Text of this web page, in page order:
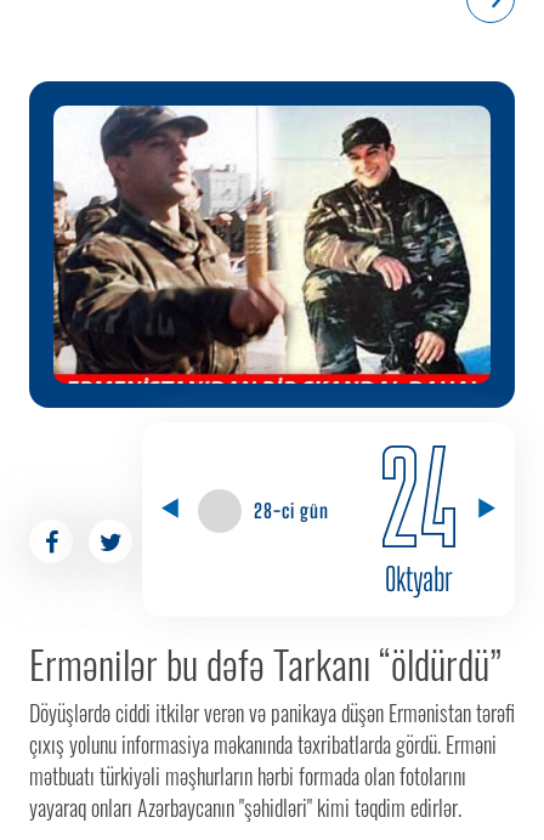
28-ci gün 24
Oktyabr
Ermənilər bu dəfə Tarkanı “öldürdü”
Döyüşlərdə ciddi itkilər verən və panikaya düşən Ermənistan tərəfi
çıxış yolunu informasiya məkanında təxribatlarda gördü. Erməni
mətbuatı türkiyəli məşhurların hərbi formada olan fotolarını
yayaraq onları Azərbaycanın "şəhidləri" kimi təqdim edirlər.